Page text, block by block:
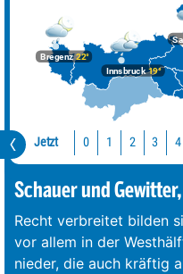
Bregenz22°
Innsbruck19°
Jetzt 0 1 2 3 4
Schauer und
Recht verbreitet bilden
vor allem in der
nieder, die auch kräftig